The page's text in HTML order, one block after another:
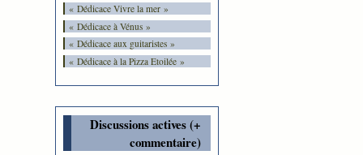
« Dédicace Vivre la mer »
« Dédicace à Vénus »
« Dédicace aux guitaristes »
« Dédicace à la Pizza Etoilée »
Discussions actives (+
commentaire)